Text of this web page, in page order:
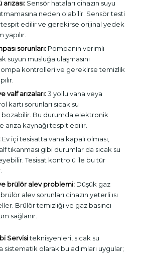
Sensör hataları cihazın suyu
neden olabilir. Sensör testi
tespit edilir ve gerekirse orijinal yedek
sorunları:Pompanın verimli
suyun musluğa ulaşmasını
kontrolleri ve gerekirse temizlik
valf arızaları:3 yollu vana veya
kartı sorunları sıcak su
Bu durumda elektronik
arıza kaynağı tespit edilir.
Ev içi tesisatta vana kapalı olması,
tıkanması gibi durumlar da sıcak su
Tesisat kontrolü ile bu tür
brülör alev problemi:Düşük gaz
alev sorunları cihazın yeterli ısı
Brülör temizliği ve gaz basıncı
sağlanır.
Servisiteknisyenleri, sıcak su
olarak bu adımları uygular;